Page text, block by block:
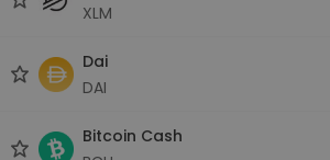
XLM
Dai
DAI
Bitcoin Cash